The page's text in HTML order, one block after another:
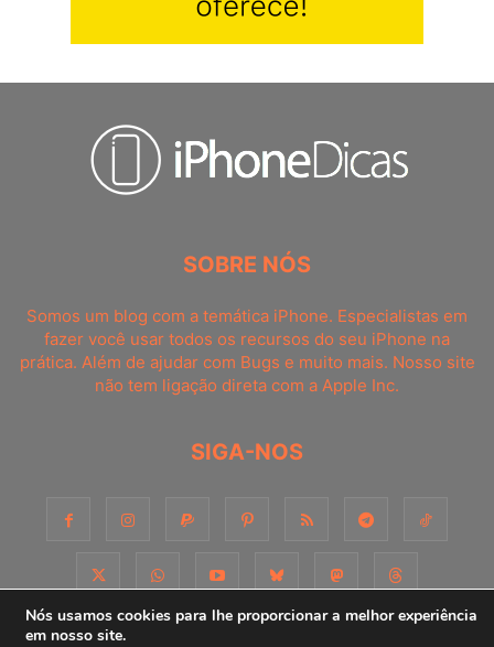
SOBRE NÓS
Somos um blog com a temática iPhone. Especialistas em
fazer você usar todos os recursos do seu iPhone na
prática. Além de ajudar com Bugs e muito mais. Nosso site
não tem ligação direta com a Apple Inc.
SIGA-NOS
Nós usamos cookies para lhe proporcionar a melhor experiência
em nosso site.